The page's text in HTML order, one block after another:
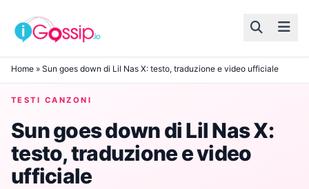
Skip to content
Home » Sun goes down di Lil Nas X: testo, traduzione e video ufficiale
TESTI CANZONI
Sun goes down di Lil Nas X:
testo, traduzione e video
ufficiale